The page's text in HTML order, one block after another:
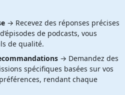
→ Recevez des réponses précises
de podcasts, vous
de qualité.
→ Demandez des
spécifiques basées sur vos
rendant chaque